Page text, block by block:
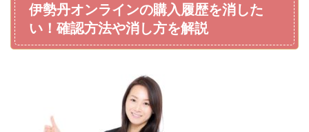
伊勢丹オンラインの購入履歴を消した
い！確認方法や消し方を解説